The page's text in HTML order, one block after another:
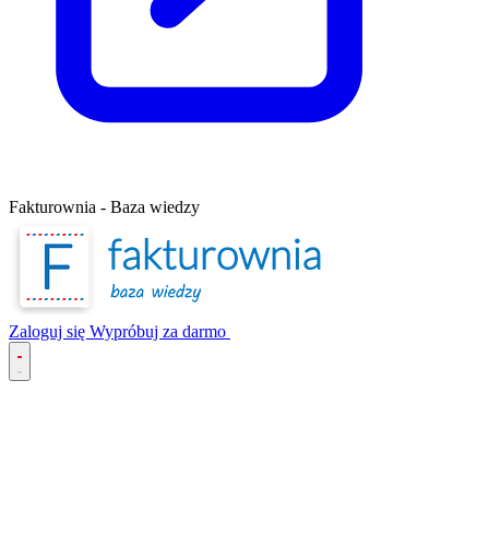
Fakturownia - Baza wiedzy
Zaloguj się Wypróbuj za darmo